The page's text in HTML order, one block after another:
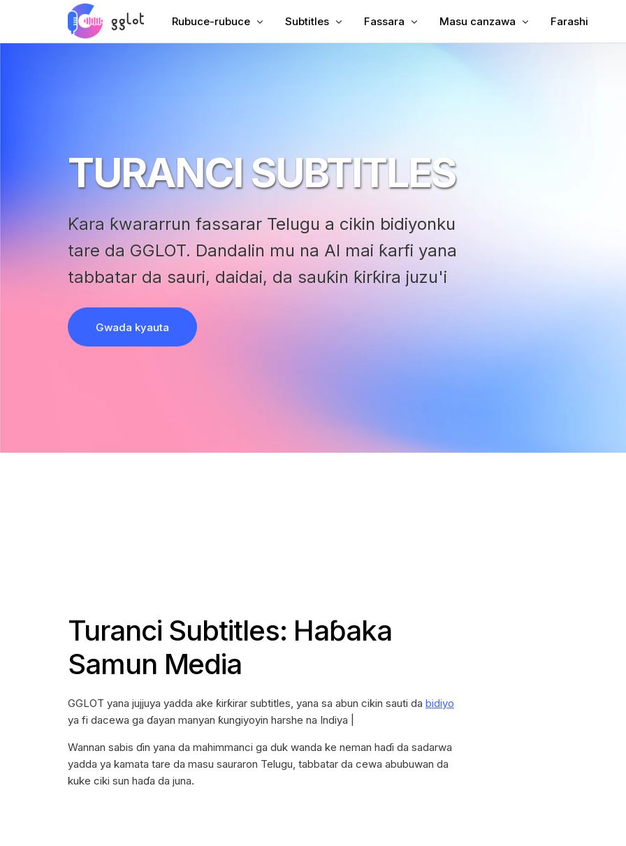
Rubuce-rubuce
Audio zuwa Rubutu
Littafin Sauti na Murya
Subtitles
Mai Fassara Subtitle
Fassara Masu canzawa
SRT zuwa TXT
VTT zuwa Rubutu
Farashi
TURANCI SUBTITLES
Ƙara ƙwararrun fassarar Telugu a cikin bidiyonku
tare da GGLOT. Dandalin mu na AI mai ƙarfi yana
tabbatar da sauri, daidai, da sauƙin ƙirƙira juzu'i
Gwada kyauta
Turanci Subtitles: Haɓaka
Samun Media
GGLOT yana jujjuya yadda ake ƙirƙirar subtitles, yana sa abun cikin sauti da bidiyo
ya fi dacewa ga ɗayan manyan ƙungiyoyin harshe na Indiya |
Wannan sabis ɗin yana da mahimmanci ga duk wanda ke neman haɗi da sadarwa
yadda ya kamata tare da masu sauraron Telugu, tabbatar da cewa abubuwan da
kuke ciki sun haɗa da juna.